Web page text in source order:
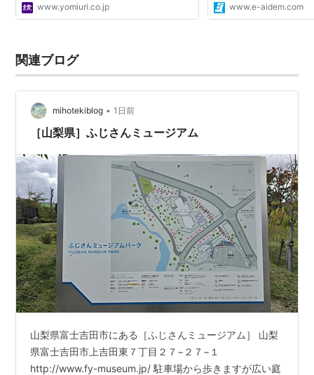
www.yomiuri.co.jp www.e-aidem.com
関連ブログ
mihotekiblog • 1日前
［山梨県］ふじさんミュージアム
山梨県富士吉田市にある［ふじさんミュージアム］ 山梨
県富士吉田市上吉田東７丁目２７−２７−１
http://www.fy-museum.jp/ 駐車場から歩きますが広い庭